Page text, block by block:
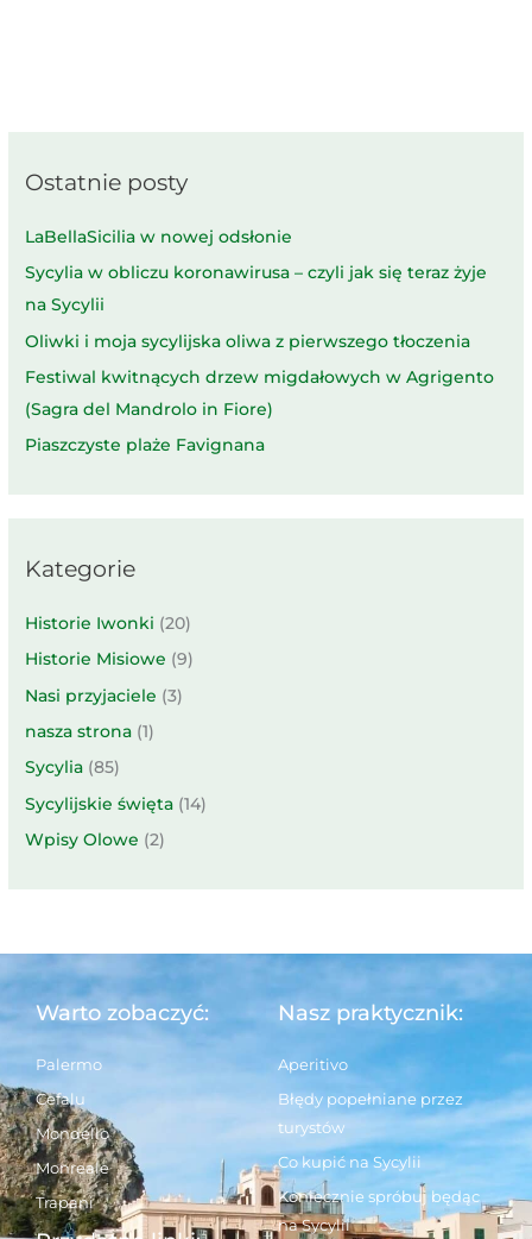
Ostatnie posty
LaBellaSicilia w nowej odsłonie
Sycylia w obliczu koronawirusa – czyli jak się teraz żyje
na Sycylii
Oliwki i moja sycylijska oliwa z pierwszego tłoczenia
Festiwal kwitnących drzew migdałowych w Agrigento
(Sagra del Mandrolo in Fiore)
Piaszczyste plaże Favignana
Kategorie
Historie Iwonki (20)
Historie Misiowe (9)
Nasi przyjaciele (3)
nasza strona (1)
Sycylia (85)
Sycylijskie święta (14)
Wpisy Olowe (2)
Warto zobaczyć:
Palermo
Cefalu
Mondello
Monreale
Trapani
Nasz praktycznik:
Aperitivo
Błędy popełniane przez
turystów
Co kupić na Sycylii
Koniecznie spróbuj będąc
na Sycylii